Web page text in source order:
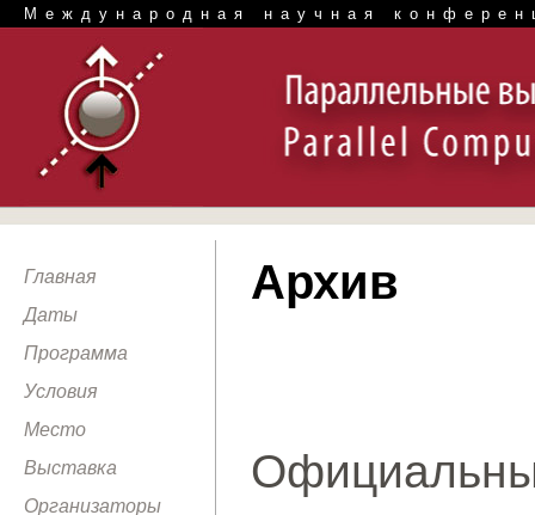
Международная научная
Главная
Даты
Программа
Условия
Место
Выставка
Организаторы
Архив